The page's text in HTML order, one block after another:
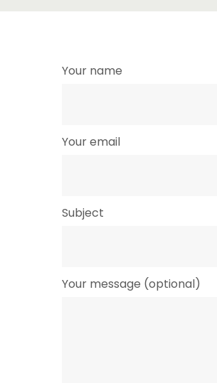
Your name
Your email
Subject
Your message (optional)